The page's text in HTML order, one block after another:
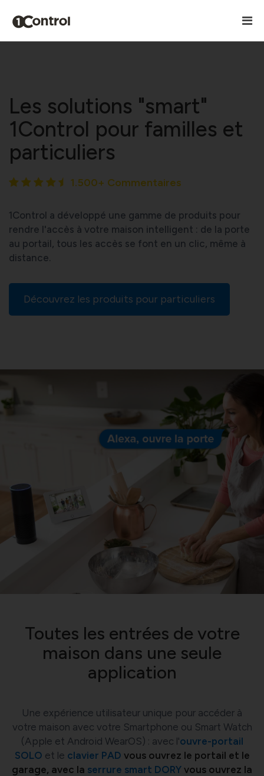
Les solutions "smart"
1Control pour familles et
particuliers
1.500+ Commentaires
1Control a développé une gamme de produits pour
rendre l'accès à votre maison intelligent : de la porte
au portail, tous les accès se font en un clic, même à
distance.
Découvrez les produits pour particuliers
Toutes les entrées de votre
maison dans une seule
application
Une expérience utilisateur unique pour accéder à
votre maison avec votre Smartphone ou Smart Watch
(Apple et Android WearOS) : avec l'ouvre-portail
SOLO et le clavier PAD vous ouvrez le portail et le
garage, avec la serrure smart DORY vous ouvrez la